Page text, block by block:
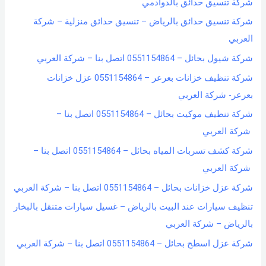
شركة تنسيق حدائق بالدوادمي
شركة تنسيق حدائق بالرياض – تنسيق حدائق منزلية – شركة
العربي
شركة شيول بحائل – 0551154864 اتصل بنا – شركة العربي
شركة تنظيف خزانات بعرعر – 0551154864 عزل خزانات
بعرعر- شركة العربي
شركة تنظيف موكيت بحائل – 0551154864 اتصل بنا –
شركة العربي
شركة كشف تسربات المياه بحائل – 0551154864 اتصل بنا –
شركة العربي
شركة عزل خزانات بحائل – 0551154864 اتصل بنا – شركة العربي
تنظيف سيارات عند البيت بالرياض – غسيل سيارات متنقل بالبخار
بالرياض – شركة العربي
شركة عزل اسطح بحائل – 0551154864 اتصل بنا – شركة العربي